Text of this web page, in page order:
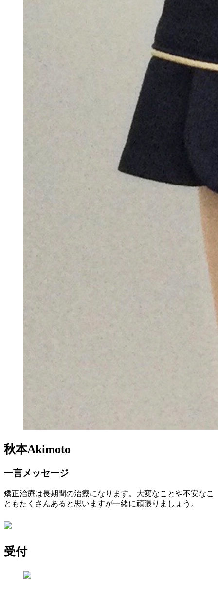
秋本Akimoto
一言メッセージ
矯正治療は長期間の治療になります。大変なことや不安なこ
ともたくさんあると思いますが一緒に頑張りましょう。
受付